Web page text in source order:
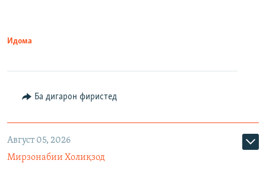
Идома
Ба дигарон фиристед
Август 05, 2026
Мирзонабии Холиқзод